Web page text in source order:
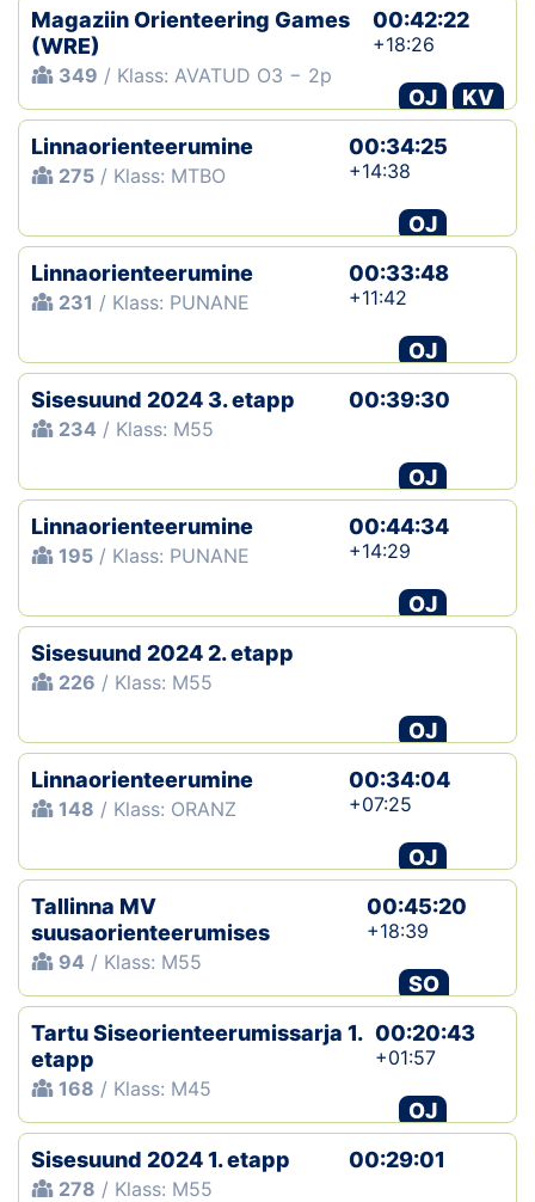
Magaziin Orienteering Games
(WRE)
349 / Klass: AVATUD O3 − 2p
00:42:22
+18:26
OJ
KV
Linnaorienteerumine
275 / Klass: MTBO
00:34:25
+14:38
OJ
Linnaorienteerumine
231 / Klass: PUNANE
00:33:48
+11:42
OJ
Sisesuund 2024 3. etapp
234 / Klass: M55
00:39:30
OJ
Linnaorienteerumine
195 / Klass: PUNANE
00:44:34
+14:29
OJ
Sisesuund 2024 2. etapp
226 / Klass: M55
OJ
Linnaorienteerumine
148 / Klass: ORANZ
00:34:04
+07:25
OJ
Tallinna MV
suusaorienteerumises
94 / Klass: M55
00:45:20
+18:39
SO
Tartu Siseorienteerumissarja 1.
etapp
168 / Klass: M45
00:20:43
+01:57
OJ
Sisesuund 2024 1. etapp
278 / Klass: M55
00:29:01